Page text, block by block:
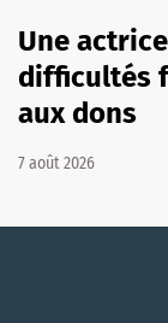
Une
difficultés
aux dons
7 août 2026